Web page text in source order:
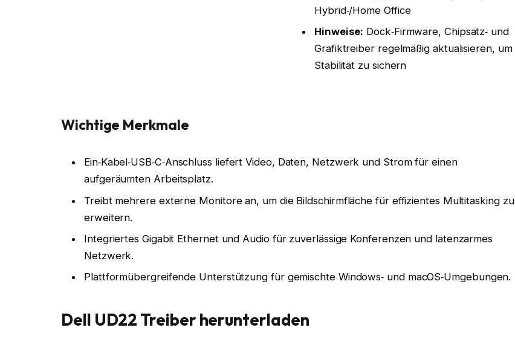
Hybrid‑/Home Office
Hinweise: Dock‑Firmware, Chipsatz‑ und
Grafiktreiber regelmäßig aktualisieren, um
Stabilität zu sichern
Wichtige Merkmale
Ein‑Kabel‑USB‑C‑Anschluss liefert Video, Daten, Netzwerk und Strom für einen
aufgeräumten Arbeitsplatz.
Treibt mehrere externe Monitore an, um die Bildschirmfläche für effizientes Multitasking zu
erweitern.
Integriertes Gigabit Ethernet und Audio für zuverlässige Konferenzen und latenzarmes
Netzwerk.
Plattformübergreifende Unterstützung für gemischte Windows‑ und macOS‑Umgebungen.
Dell UD22 Treiber herunterladen